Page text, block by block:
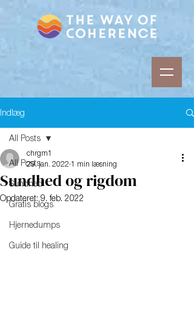
Indlæg
All Posts
Sundhed
Gratis blogs
Hjernedumps
Guide til healing
All Posts
Sundhed og rigdom
chrgm1
29. jan. 2022 1 min læsning
Opdateret: 9. feb. 2022